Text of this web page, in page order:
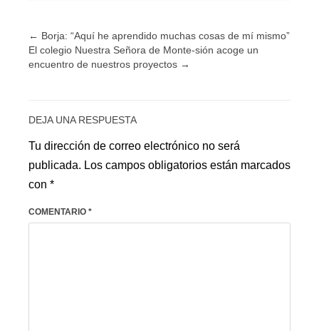
← Borja: “Aquí he aprendido muchas cosas de mí mismo”
El colegio Nuestra Señora de Monte-sión acoge un
encuentro de nuestros proyectos →
DEJA UNA RESPUESTA
Tu dirección de correo electrónico no será
publicada. Los campos obligatorios están marcados
con *
COMENTARIO *